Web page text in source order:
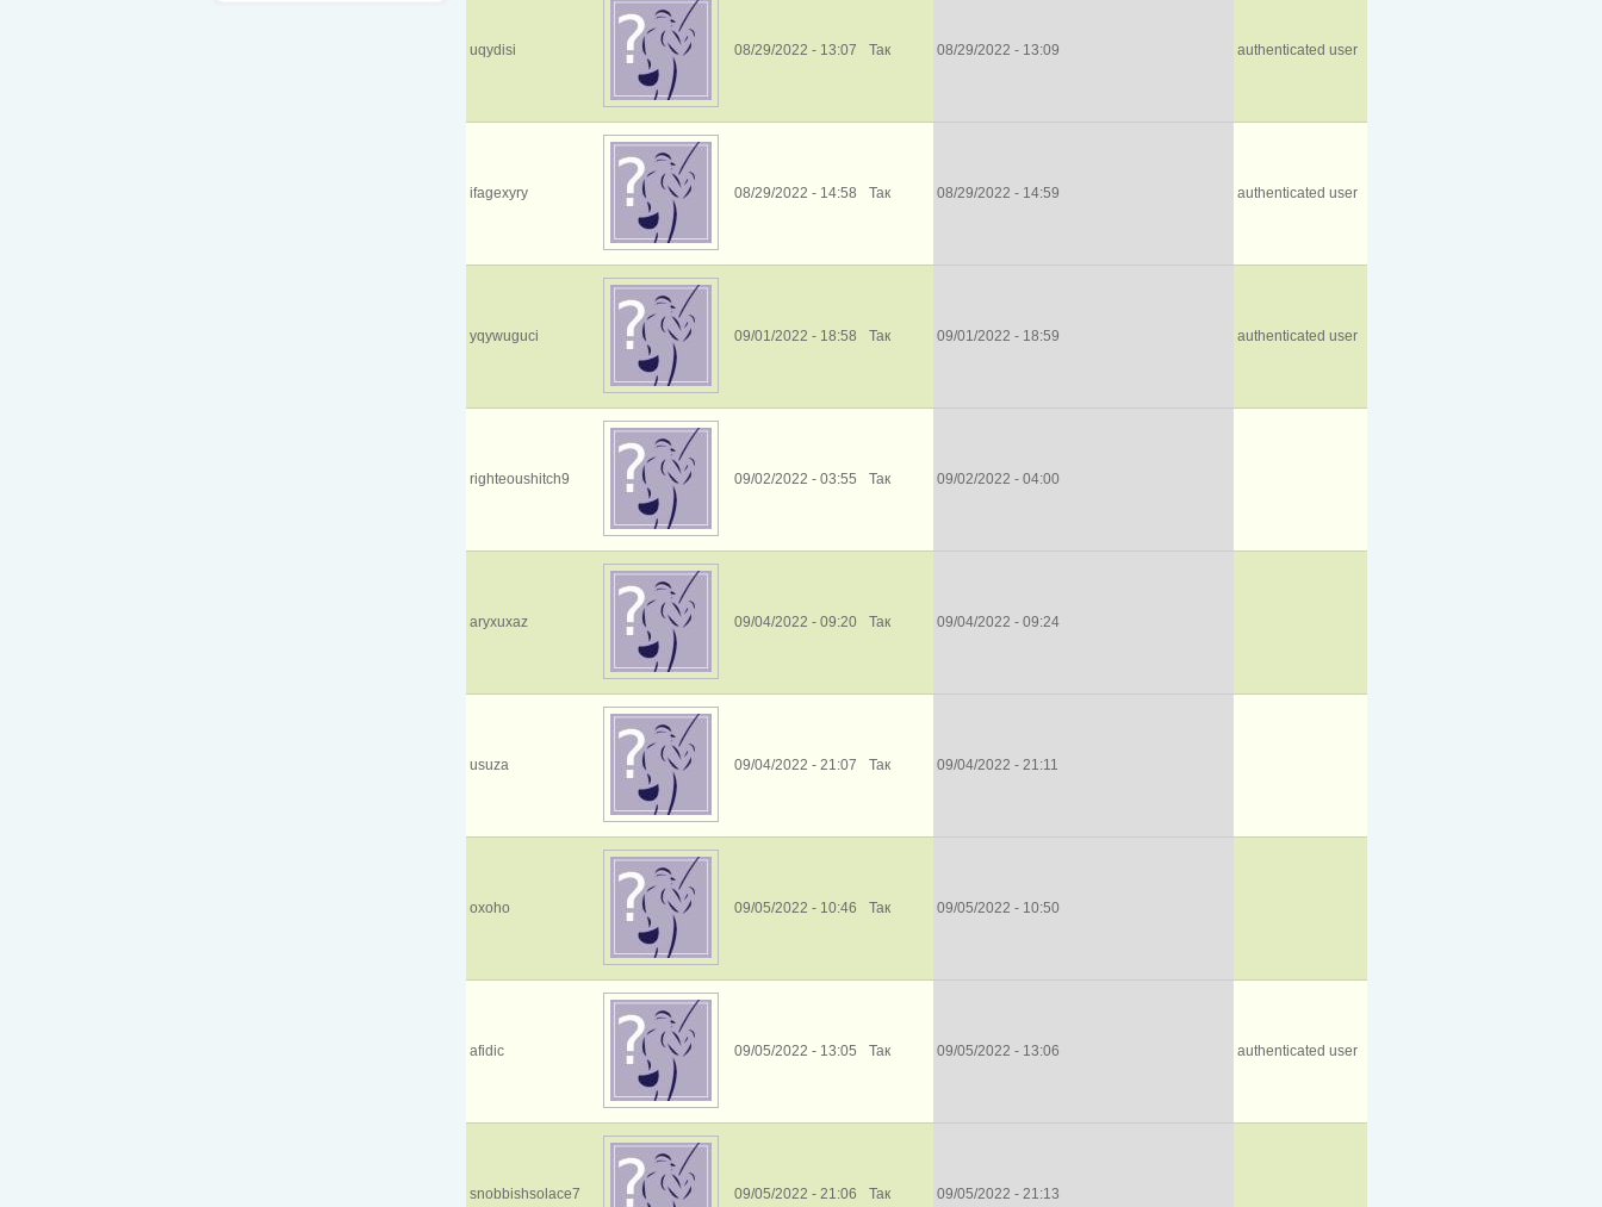
uqydisi 08/29/2022 - 13:07 Так 08/29/2022 - 13:09 authenticated user
ifagexyry 08/29/2022 - 14:58 Так 08/29/2022 - 14:59 authenticated user
yqywuguci 09/01/2022 - 18:58 Так 09/01/2022 - 18:59 authenticated user
righteoushitch9 09/02/2022 - 03:55 Так 09/02/2022 - 04:00
aryxuxaz 09/04/2022 - 09:20 Так 09/04/2022 - 09:24
usuza 09/04/2022 - 21:07 Так 09/04/2022 - 21:11
oxoho 09/05/2022 - 10:46 Так 09/05/2022 - 10:50
afidic 09/05/2022 - 13:05 Так 09/05/2022 - 13:06 authenticated user
snobbishsolace7 09/05/2022 - 21:06 Так 09/05/2022 - 21:13